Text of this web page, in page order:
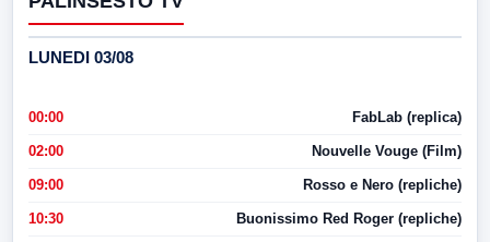
LUNEDI 03/08
00:00 FabLab (replica)
02:00 Nouvelle Vouge (Film)
09:00 Rosso e Nero (repliche)
10:30 Buonissimo Red Roger (repliche)